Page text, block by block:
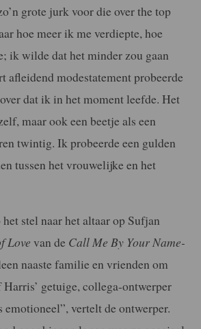
grote jurk voor die over the top
hoe meer ik me verdiepte, hoe
ik wilde dat het minder zou gaan
afleidend modestatement probeerde
dat ik in het moment leefde. Het
maar ook een beetje als een
twintig. Ik probeerde een gulden
tussen het vrouwelijke en het
stel naar het altaar op Sufjan
Love van de Call Me By Your Name-
naaste familie en vrienden om
getuige, collega-ontwerper
vertelt de ontwerper.